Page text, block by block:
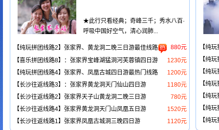
★此行只看经典；奇峰三千；秀水八百·
呼吸中国好空气，清心润肺...
880元
【纯玩拼团线路2】张家界、黄龙洞二晚三日游最佳线路
1230元
【喜乐拼团线路8】：张家界宝峰湖猛洞河芙蓉镇四日游
1200元
【纯玩拼团线路4】张家界、凤凰古城四日游最热门线路
1180元
【长沙往返线路3】：张家界黄龙洞天门仙山四日游
780元
【长沙往返线路2】张家界天子山黄龙洞二晚三日游
1520元
【长沙往返线路4】张家界黄龙洞天门山凤凰五日游
1120元
【长沙往返线路1】张家界凤凰古城洞三晚四日游
【纯
【纯
【纯
【纯
【纯
【纯
【纯